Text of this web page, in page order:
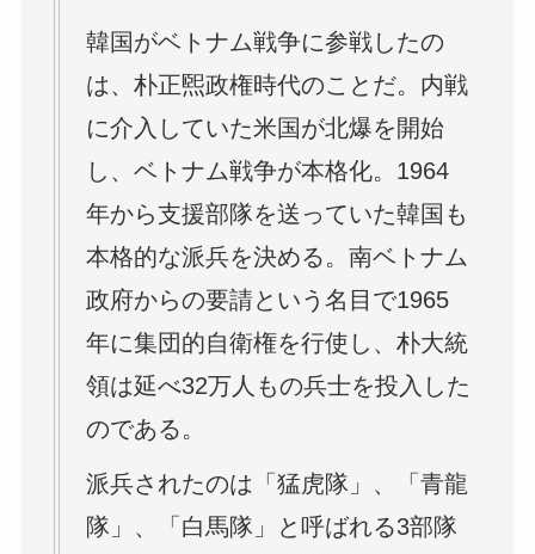
韓国がベトナム戦争に参戦したの
は、朴正煕政権時代のことだ。内戦
に介入していた米国が北爆を開始
し、ベトナム戦争が本格化。1964
年から支援部隊を送っていた韓国も
本格的な派兵を決める。南ベトナム
政府からの要請という名目で1965
年に集団的自衛権を行使し、朴大統
領は延べ32万人もの兵士を投入した
のである。
派兵されたのは「猛虎隊」、「青龍
隊」、「白馬隊」と呼ばれる3部隊